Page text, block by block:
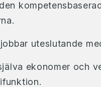
uteslutande
ekonomer och